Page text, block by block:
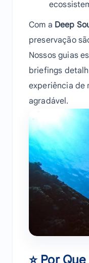
Com a Deep
preservação
Nossos guias
briefings
experiência de
agradável.
⭐ Por